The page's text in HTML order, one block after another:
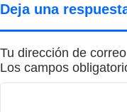
Deja una
Tu dirección de
Los campos